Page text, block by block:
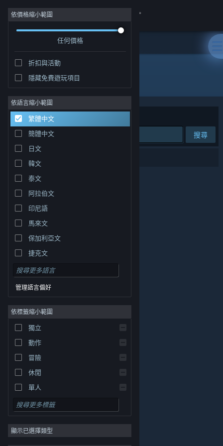
登入
社群
關於
客服
變更語言
取得 Steam 行動應用程式
檢視電腦版網頁
© Valve Corporation. 版權所有。所有商標皆為個別所有
權人在美國與其它國家（地區）之財產。隱私權政策|
法律聲明|輔助功能|Steam 訂戶協議|退款|
Cookie
依價格縮小範圍
任何價格
折扣與活動
隱藏免費遊玩項目
依語言縮小範圍
繁體中文
簡體中文
日文
韓文
泰文
阿拉伯文
印尼語
馬來文
保加利亞文
捷克文
丹麥文
德文
英文
西班牙文 - 西班牙
西班牙文 - 拉丁美洲
希臘文
管理語言偏好
依標籤縮小範圍
獨立
動作
冒險
休閒
單人
模擬
角色扮演
策略
顯示已選擇類型
開發人員: Polybay Digital Entertainment
排序依據 相關性
搜尋
0 項相符的搜尋結果。